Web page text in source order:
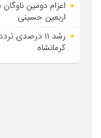
اعزام دومین
اربعین حسینی
رشد ۱۱
کرمانشاه